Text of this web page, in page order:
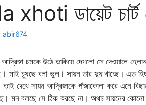
xhoti ডায়েট
abir674
চমকে উঠে তাকিয়ে দেখলো সে দেওয়ালে
মাই চুষছে বলা ভুল। সায়ন তার দুধ খাচ্ছে। এত
দেখে সায়ন আদ্রিজাকে পাঁজাকোলা করে এনে
মন বলছে সে ঠিক করছে না। অথচ সায়নের কোনো